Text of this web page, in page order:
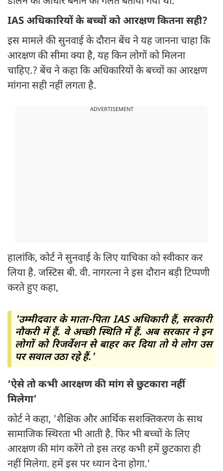
IAS अधिकारियों के बच्चों को आरक्षण कितना सही?
इस मामले की सुनवाई के दौरान बेंच ने यह जानना चाहा कि
आरक्षण की सीमा क्या है, यह किन लोगों को मिलना
चाहिए.? बेंच ने कहा कि अधिकारियों के बच्चों का आरक्षण
मांगना सही नहीं लगता है.
ADVERTISEMENT
हालांकि, कोर्ट ने सुनवाई के लिए याचिका को स्वीकार कर
लिया है. जस्टिस बी. वी. नागरत्ना ने इस दौरान बड़ी टिप्पणी
करते हुए कहा,
'उम्मीदवार के माता-पिता IAS अधिकारी हैं, सरकारी
नौकरी में हैं. वे अच्छी स्थिति में हैं. अब सरकार ने इन
लोगों को रिजर्वेशन से बाहर कर दिया तो ये लोग उस
पर सवाल उठा रहे हैं.'
‘ऐसे तो कभी आरक्षण की मांग से छुटकारा नहीं
मिलेगा’
कोर्ट ने कहा, 'शैक्षिक और आर्थिक सशक्तिकरण के साथ
सामाजिक स्थिरता भी आती है. फिर भी बच्चों के लिए
आरक्षण की मांग करेंगे तो इस तरह कभी हमें छुटकारा ही
नहीं मिलेगा. हमें इस पर ध्यान देना होगा.'